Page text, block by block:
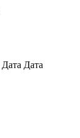
Дата Дата